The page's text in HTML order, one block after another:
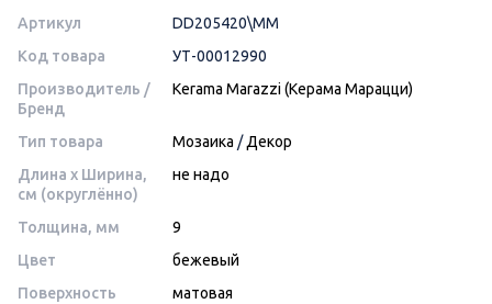
Артикул
DD205420\MM
Код товара
УТ-00012990
Производитель /
Бренд
Kerama Marazzi (Керама Марацци)
Тип товара Мозаика /Декор
Длина x Ширина,
см (округлённо)
не надо
Толщина, мм
9
Цвет
бежевый
Поверхность
матовая